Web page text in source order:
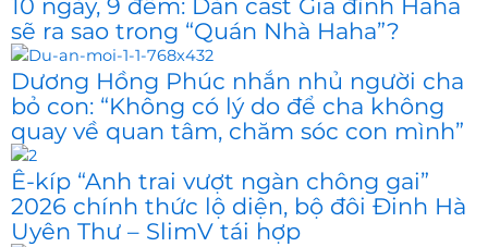
10 ngày, 9 đêm: Dàn cast Gia đình Haha
sẽ ra sao trong “Quán Nhà Haha”?
Dương Hồng Phúc nhắn nhủ người cha
bỏ con: “Không có lý do để cha không
quay về quan tâm, chăm sóc con mình”
Ê-kíp “Anh trai vượt ngàn chông gai”
2026 chính thức lộ diện, bộ đôi Đinh Hà
Uyên Thư – SlimV tái hợp